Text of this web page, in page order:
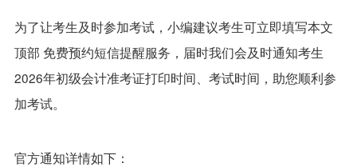
为了让考生及时参加考试，小编建议考生可立即填写本文
顶部 免费预约短信提醒服务，届时我们会及时通知考生
2026年初级会计准考证打印时间、考试时间，助您顺利参
加考试。
官方通知详情如下：